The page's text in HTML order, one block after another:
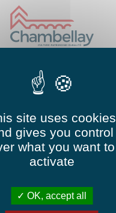
NOUS
site uses cookies
gives you control
what you want to
activate
OK, accept all